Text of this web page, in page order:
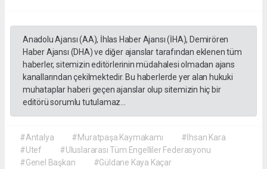
Anadolu Ajansı (AA), İhlas Haber Ajansı (İHA), Demirören
Haber Ajansı (DHA) ve diğer ajanslar tarafından eklenen tüm
haberler, sitemizin editörlerinin müdahalesi olmadan ajans
kanallarından çekilmektedir. Bu haberlerde yer alan hukuki
muhataplar haberi geçen ajanslar olup sitemizin hiç bir
editörü sorumlu tutulamaz...
#Antalya #Muratpaşa Kaymakamı
#İhsan Kara
#Utef
#Uluslararası Tüm Engelliler Federasyonu
#Genel Başkan
#Güldane Kaya Kaçar